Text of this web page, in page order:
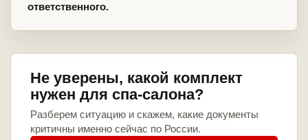
ответственного.
Не уверены, какой комплект
нужен для спа-салона?
Разберем ситуацию и скажем, какие документы
критичны именно сейчас по России.